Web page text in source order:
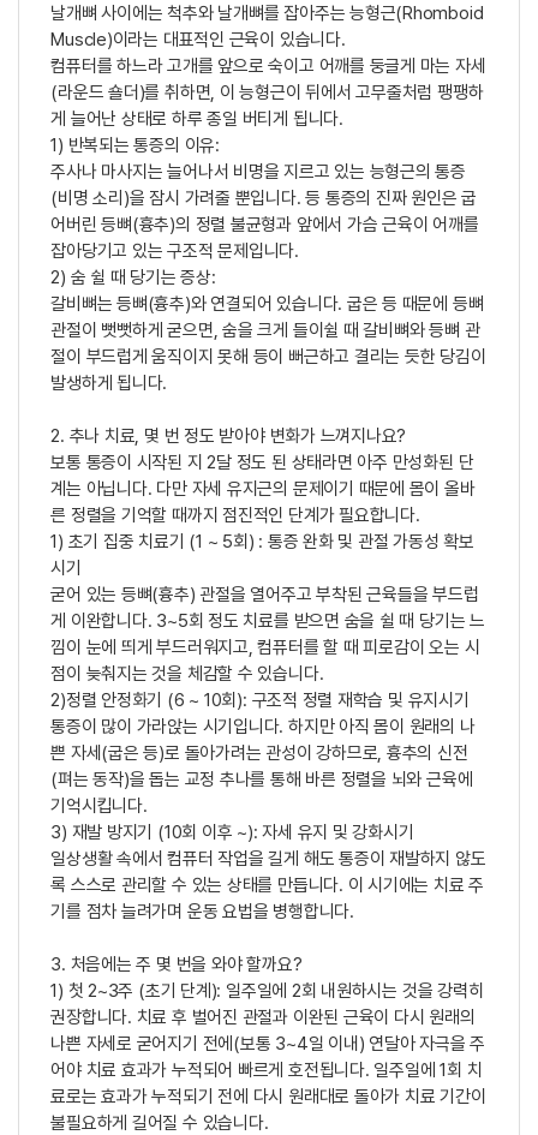
날개뼈 사이에는 척추와 날개뼈를 잡아주는 능형근(Rhomboid
Muscle)이라는 대표적인 근육이 있습니다.
컴퓨터를 하느라 고개를 앞으로 숙이고 어깨를 둥글게 마는 자세
(라운드 숄더)를 취하면, 이 능형근이 뒤에서 고무줄처럼 팽팽하
게 늘어난 상태로 하루 종일 버티게 됩니다.
1) 반복되는 통증의 이유:
주사나 마사지는 늘어나서 비명을 지르고 있는 능형근의 통증
(비명 소리)을 잠시 가려줄 뿐입니다. 등 통증의 진짜 원인은 굽
어버린 등뼈(흉추)의 정렬 불균형과 앞에서 가슴 근육이 어깨를
잡아당기고 있는 구조적 문제입니다.
2) 숨 쉴 때 당기는 증상:
갈비뼈는 등뼈(흉추)와 연결되어 있습니다. 굽은 등 때문에 등뼈
관절이 뻣뻣하게 굳으면, 숨을 크게 들이쉴 때 갈비뼈와 등뼈 관
절이 부드럽게 움직이지 못해 등이 뻐근하고 결리는 듯한 당김이
발생하게 됩니다.
2. 추나 치료, 몇 번 정도 받아야 변화가 느껴지나요?
보통 통증이 시작된 지 2달 정도 된 상태라면 아주 만성화된 단
계는 아닙니다. 다만 자세 유지근의 문제이기 때문에 몸이 올바
른 정렬을 기억할 때까지 점진적인 단계가 필요합니다.
1) 초기 집중 치료기 (1 ~ 5회) : 통증 완화 및 관절 가동성 확보
시기
굳어 있는 등뼈(흉추) 관절을 열어주고 부착된 근육들을 부드럽
게 이완합니다. 3~5회 정도 치료를 받으면 숨을 쉴 때 당기는 느
낌이 눈에 띄게 부드러워지고, 컴퓨터를 할 때 피로감이 오는 시
점이 늦춰지는 것을 체감할 수 있습니다.
2)정렬 안정화기 (6 ~ 10회): 구조적 정렬 재학습 및 유지시기
통증이 많이 가라앉는 시기입니다. 하지만 아직 몸이 원래의 나
쁜 자세(굽은 등)로 돌아가려는 관성이 강하므로, 흉추의 신전
(펴는 동작)을 돕는 교정 추나를 통해 바른 정렬을 뇌와 근육에
기억시킵니다.
3) 재발 방지기 (10회 이후 ~): 자세 유지 및 강화시기
일상생활 속에서 컴퓨터 작업을 길게 해도 통증이 재발하지 않도
록 스스로 관리할 수 있는 상태를 만듭니다. 이 시기에는 치료 주
기를 점차 늘려가며 운동 요법을 병행합니다.
3. 처음에는 주 몇 번을 와야 할까요?
1) 첫 2~3주 (초기 단계): 일주일에 2회 내원하시는 것을 강력히
권장합니다. 치료 후 벌어진 관절과 이완된 근육이 다시 원래의
나쁜 자세로 굳어지기 전에(보통 3~4일 이내) 연달아 자극을 주
어야 치료 효과가 누적되어 빠르게 호전됩니다. 일주일에 1회 치
료로는 효과가 누적되기 전에 다시 원래대로 돌아가 치료 기간이
불필요하게 길어질 수 있습니다.